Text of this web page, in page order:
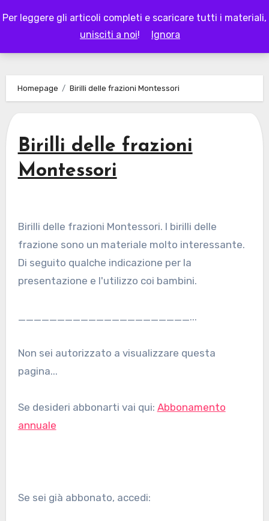
Per leggere gli articoli completi e scaricare tutti i materiali,
unisciti a noi! Ignora
to
LAPAPPADOLCE
Homepage Birilli delle frazioni Montessori
Birilli delle frazioni
Montessori
Birilli delle frazioni Montessori. I birilli delle
frazione sono un materiale molto interessante.
Di seguito qualche indicazione per la
presentazione e l'utilizzo coi bambini.
______________________...
Non sei autorizzato a visualizzare questa
pagina...
Se desideri abbonarti vai qui: Abbonamento
annuale
Se sei già abbonato, accedi: